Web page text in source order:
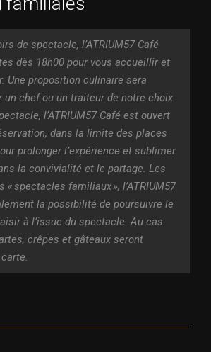
de spectacle, l’ATRIUM57 Café
dès 18h00 pour vous accueillir et
Une proposition culinaire sera
un chef ou un traiteur de notre choix.
l’ATRIUM57 Café est ouvert
dans la limite des places
prolonger l’expérience et sublimer
la convivialité et le partage. Les
« spectacles familiaux », l’ATRIUM57
la possibilité de poursuivre le
à l’issue du spectacle. Au cas
crêpes et gâteaux seront